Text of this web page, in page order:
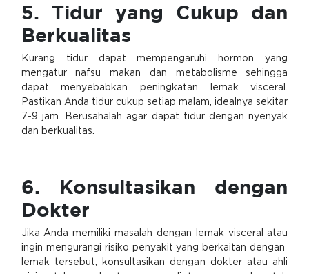
5. Tidur yang Cukup dan
Berkualitas
Kurang tidur dapat mempengaruhi hormon yang
mengatur nafsu makan dan metabolisme sehingga
dapat menyebabkan peningkatan lemak visceral.
Pastikan Anda tidur cukup setiap malam, idealnya sekitar
7-9 jam. Berusahalah agar dapat tidur dengan nyenyak
dan berkualitas.
6. Konsultasikan dengan
Dokter
Jika Anda memiliki masalah dengan lemak visceral atau
ingin mengurangi risiko penyakit yang berkaitan dengan
lemak tersebut, konsultasikan dengan dokter atau ahli